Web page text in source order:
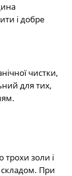
і добре
чистки,
для тих,
трохи золи і
При